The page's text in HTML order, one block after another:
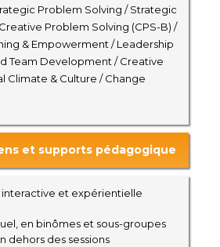
Problem Solving / Strategic
Problem Solving (CPS-B) /
& Empowerment / Leadership
Team Development / Creative
Climate & Culture / Change
et supports pédagogique
et expérientielle
en binômes et sous-groupes
dehors des sessions